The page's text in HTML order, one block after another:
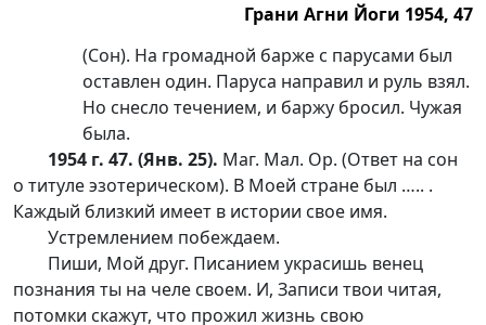
Грани Агни Йоги 1954, 47
(Сон). На громадной барже с парусами был
оставлен один. Паруса направил и руль взял.
Но снесло течением, и баржу бросил. Чужая
была.
1954 г. 47. (Янв. 25). Маг. Мал. Ор. (Ответ на сон
о титуле эзотерическом). В Моей стране был ….. .
Каждый близкий имеет в истории свое имя.
Устремлением побеждаем.
Пиши, Мой друг. Писанием украсишь венец
познания ты на челе своем. И, Записи твои читая,
потомки скажут, что прожил жизнь свою